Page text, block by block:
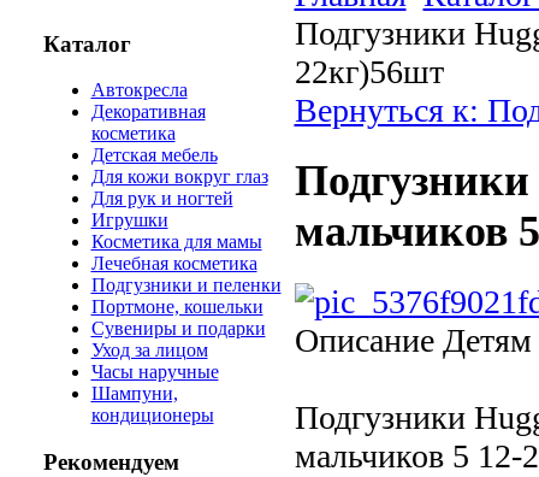
Каталог
Автокресла
Декоративная
косметика
Детская мебель
Для кожи вокруг глаз
Для рук и ногтей
Игрушки
Косметика для мамы
Лечебная косметика
Подгузники и пеленки
Портмоне, кошельки
Сувениры и подарки
Уход за лицом
Часы наручные
Шампуни,
кондиционеры
Рекомендуем
Подгузники
22кг)56шт
Вернуться к:
мальчиков
ОписаниеДетям
Подгузники
мальчиков 5 12-